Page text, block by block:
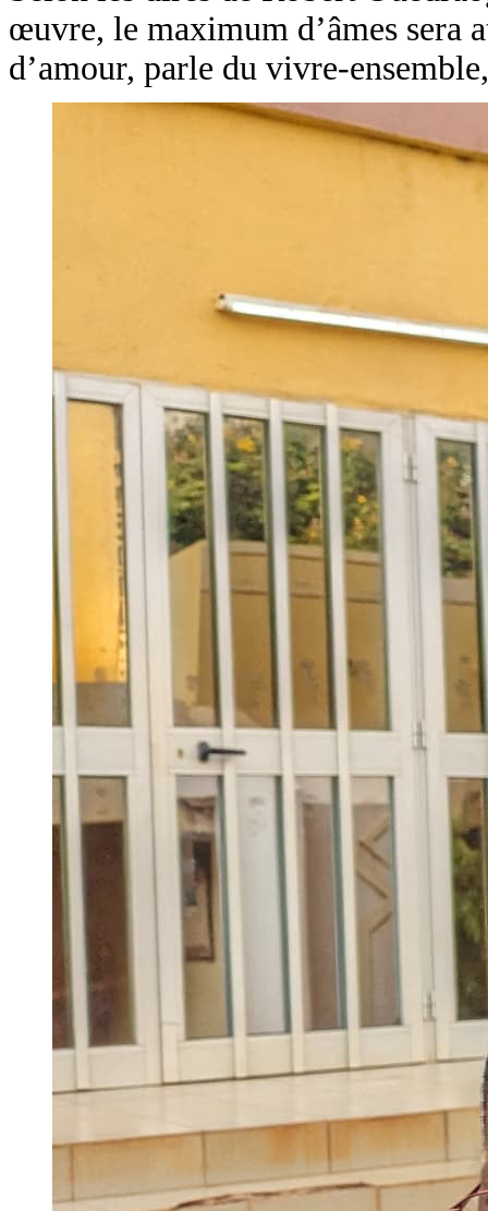
œuvre, le maximum d’âmes sera
d’amour, parle du vivre-